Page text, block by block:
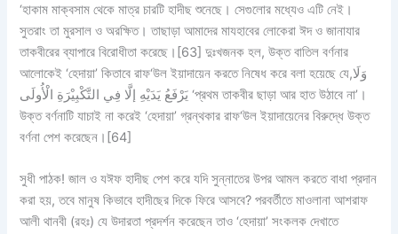
‘হাকাম মাক্বসাম থেকে মাত্র চারটি হাদীছ শুনেছে। সেগুলোর মধ্যেও এটি নেই।
সুতরাং তা মুরসাল ও অরক্ষিত। তাছাড়া আমাদের মাযহাবের লোকেরা ঈদ ও জানাযার
তাকবীরের ব্যাপারে বিরোধীতা করেছে।[63] দুঃখজনক হল, উক্ত বাতিল বর্ণনার
আলোকেই ‘হেদায়া’ কিতাবে রাফ‘উল ইয়াদায়েন করতে নিষেধ করে বলা হয়েছে যে,وَلَا
يَرْفَعُ يَدَيْهِ إلَّا فِي التَّكْبِيْرَةِ الْأُولَى ‘প্রথম তাকবীর ছাড়া আর হাত উঠাবে না’।
উক্ত বর্ণনাটি যাচাই না করেই ‘হেদায়া’ গ্রন্থকার রাফ‘উল ইয়াদায়েনের বিরুদ্ধে উক্ত
বর্ণনা পেশ করেছেন।[64]
সুধী পাঠক! জাল ও যঈফ হাদীছ পেশ করে যদি সুন্নাতের উপর আমল করতে বাধা প্রদান
করা হয়, তবে মানুষ কিভাবে হাদীছের দিকে ফিরে আসবে? পরবর্তীতে মাওলানা আশরাফ
আলী থানবী (রহঃ) যে উদারতা প্রদর্শন করেছেন তাও ‘হেদায়া’ সংকলক দেখাতে